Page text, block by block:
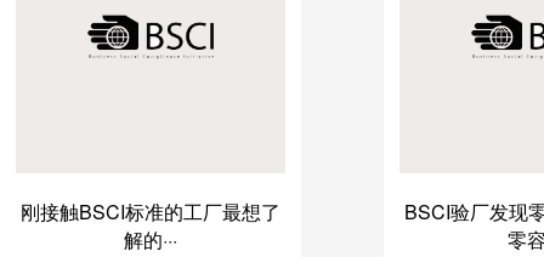
刚接触BSCI标准的工厂最想了
解的···
BSCI验厂发现
零容